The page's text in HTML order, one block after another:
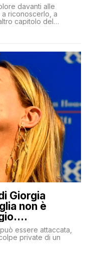
davanti alle
riconoscerlo, a
capitolo del
Giorgia
non è
essere attaccata,
private di un